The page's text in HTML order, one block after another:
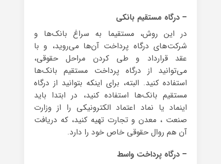
– درگاه مستقیم بانکی
در این روش، مستقیما به سراغ بانک‌ها و
شرکت‌های درگاه پرداخت آن‌ها می‌روید، و با
عقد قرارداد و طی کردن مراحل حقوقی،
می‌توانید از درگاه پرداخت مستقیم بانک‌ها
استفاده کنید. البته، برای اینکه بتوانید از درگاه
مستقیم بانک‌ها استفاده کنید، در ابتدا باید
اینماد یا نماد اعتماد الکترونیکی را از وزارت
صنعت ، معدن و تجارت تهیه کنید، که دریافت
آن هم روال‌ حقوقی خاص خود را دارد.
– درگاه پرداخت واسط